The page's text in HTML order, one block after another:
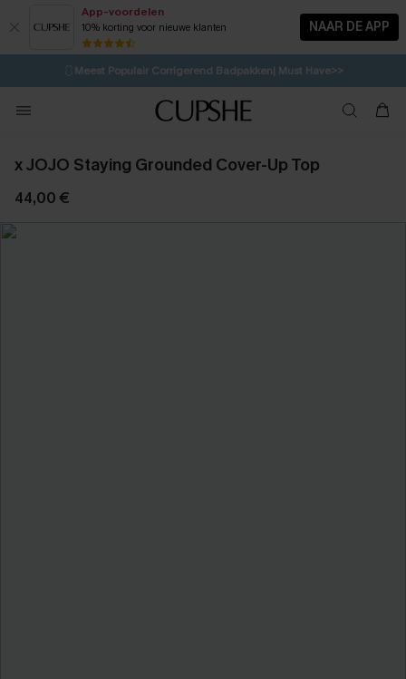
App-voordelen
10% korting voor nieuwe klanten NAAR DE APP
⚡️LAATSTE KANS | Tot 50% korting>>
🩱Meest Populair Corrigerend Badpakken| Must Have>>
💌Abonneer je & ontvang tot 15% korting>>
Koop 3, krijg 15% korting | CODE: SW15
x JOJO Staying Grounded Cover-Up Top
44,00 €